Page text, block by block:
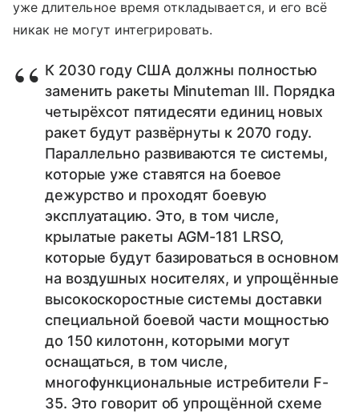
уже длительное время откладывается, и его всё
никак не могут интегрировать.
К 2030 году США должны полностью
заменить ракеты Minuteman III. Порядка
четырёхсот пятидесяти единиц новых
ракет будут развёрнуты к 2070 году.
Параллельно развиваются те системы,
которые уже ставятся на боевое
дежурство и проходят боевую
эксплуатацию. Это, в том числе,
крылатые ракеты AGM-181 LRSO,
которые будут базироваться в основном
на воздушных носителях, и упрощённые
высокоскоростные системы доставки
специальной боевой части мощностью
до 150 килотонн, которыми могут
оснащаться, в том числе,
многофункциональные истребители F-
35. Это говорит об упрощённой схеме